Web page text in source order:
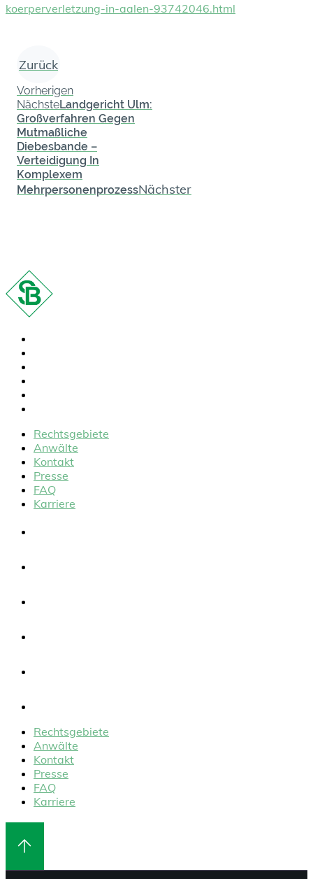
koerperverletzung-in-aalen-93742046.html
Zurück
Vorherigen
NächsteLandgericht Ulm:
Großverfahren Gegen
Mutmaßliche
Diebesbande –
Verteidigung In
Komplexem
MehrpersonenprozessNächster
Rechtsgebiete
Anwälte
Kontakt
Presse
FAQ
Karriere
Rechtsgebiete
Anwälte
Kontakt
Presse
FAQ
Karriere